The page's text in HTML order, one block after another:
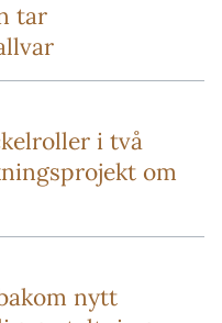
tar
i två
om
nytt